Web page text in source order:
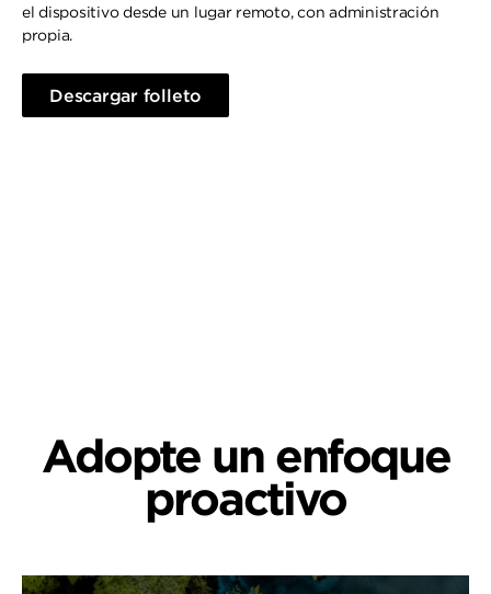
el dispositivo desde un lugar remoto, con administración
propia.
Descargar folleto
Adopte un enfoque
proactivo